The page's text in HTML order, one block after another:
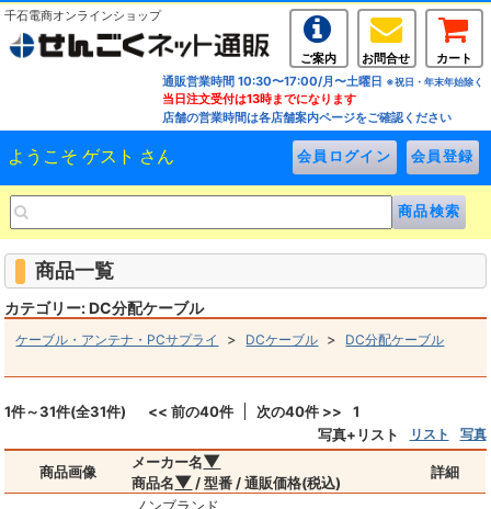
千石電商オンラインショップ
ご案内 お問合せ
カート
通販営業時間 10:30〜17:00/月〜土曜日 ※祝日・年末年始除く
当日注文受付は13時までになります
店舗の営業時間は各店舗案内ページをご確認ください
ようこそ ゲスト さん
商品一覧
カテゴリー: DC分配ケーブル
ケーブル・アンテナ・PCサプライ > DCケーブル > DC分配ケーブル
1件～31件(全31件) << 前の40件 次の40件 >>
1
写真+リスト
リスト 写真
商品画像
メーカー名▼
商品名▼ / 型番 / 通販価格(税込)
詳細